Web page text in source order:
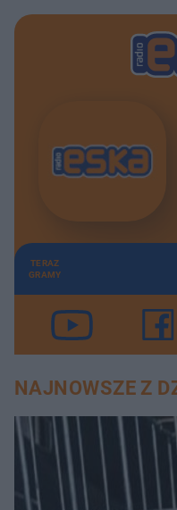
TERAZ
GRAMY
NAJNOWSZE Z